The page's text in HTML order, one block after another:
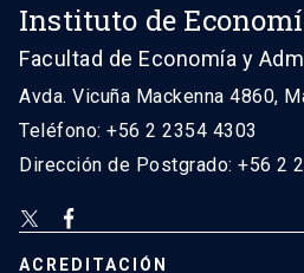
Instituto de
Facultad de Economía y
Avda. Vicuña Mackenna 4860,
Teléfono: +56 2 2354 4303
Dirección de Postgrado: +56 2
ACREDITACIÓN